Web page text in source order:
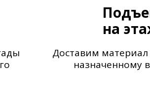
на
Доставим материал
назначенному